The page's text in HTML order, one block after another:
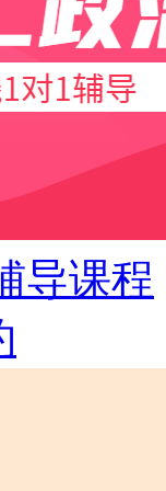
导课程